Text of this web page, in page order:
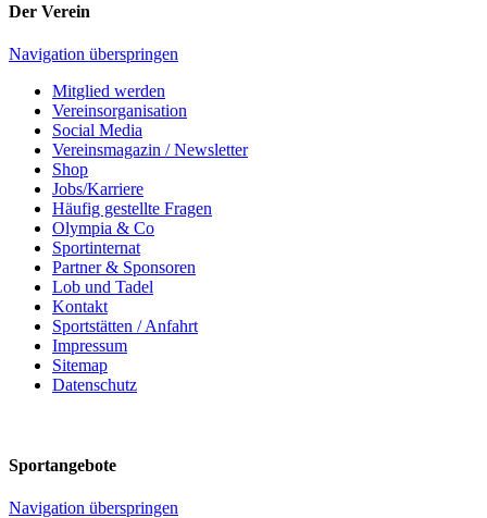
Der Verein
Navigation überspringen
Mitglied werden
Vereinsorganisation
Social Media
Vereinsmagazin / Newsletter
Shop
Jobs/Karriere
Häufig gestellte Fragen
Olympia & Co
Sportinternat
Partner & Sponsoren
Lob und Tadel
Kontakt
Sportstätten / Anfahrt
Impressum
Sitemap
Datenschutz
Sportangebote
Navigation überspringen